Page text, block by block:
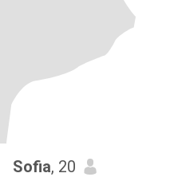
Sofia, 20